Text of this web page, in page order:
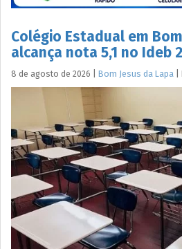
Colégio Estadual em
alcança nota 5,1 no Ideb
8 de agosto de 2026 Bom Jesus da Lapa